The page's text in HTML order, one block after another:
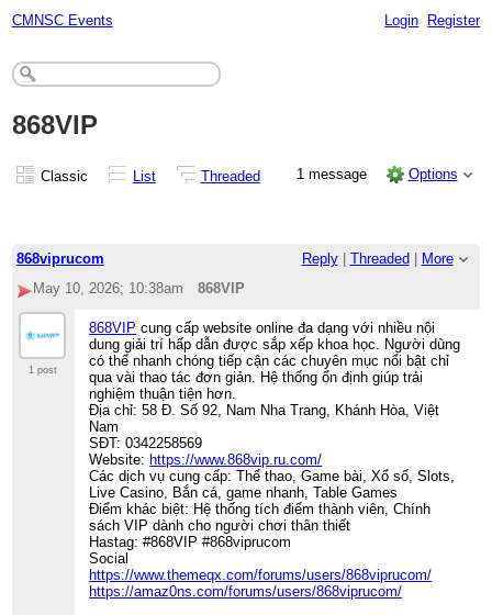
CMNSC Events Login Register
868VIP
Classic List Threaded 1 message Options
868viprucom Reply| Threaded
More
May 10, 2026; 10:38am
868VIP
1 post
868VIP cung cấp website online đa dạng với nhiều nội
dung giải trí hấp dẫn được sắp xếp khoa học. Người dùng
có thể nhanh chóng tiếp cận các chuyên mục nổi bật chỉ
qua vài thao tác đơn giản. Hệ thống ổn định giúp trải
nghiệm thuận tiện hơn.
Địa chỉ: 58 Đ. Số 92, Nam Nha Trang, Khánh Hòa, Việt
Nam
SĐT: 0342258569
Website: https://www.868vip.ru.com/
Các dịch vụ cung cấp: Thể thao, Game bài, Xổ số, Slots,
Live Casino, Bắn cá, game nhanh, Table Games
Điểm khác biệt: Hệ thống tích điểm thành viên, Chính
sách VIP dành cho người chơi thân thiết
Hastag: #868VIP #868viprucom
Social
https://www.themeqx.com/forums/users/868viprucom/
https://amaz0ns.com/forums/users/868viprucom/